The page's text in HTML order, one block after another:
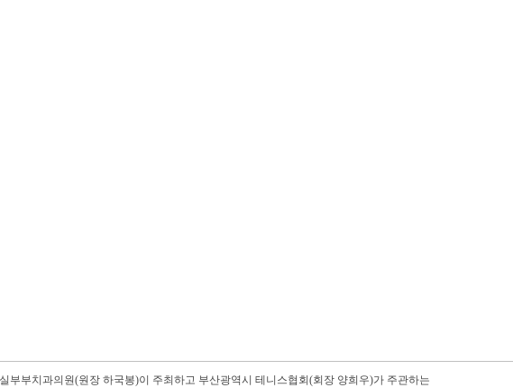
부부치과의원(원장 하국봉)이 주최하고 부산광역시 테니스협회(회장 양희우)가 주관하는